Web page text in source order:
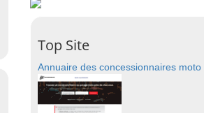
Top Site
Annuaire des concessionnaires moto